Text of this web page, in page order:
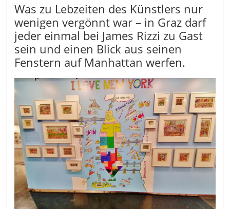
Was zu Lebzeiten des Künstlers nur
wenigen vergönnt war – in Graz darf
jeder einmal bei James Rizzi zu Gast
sein und einen Blick aus seinen
Fenstern auf Manhattan werfen.